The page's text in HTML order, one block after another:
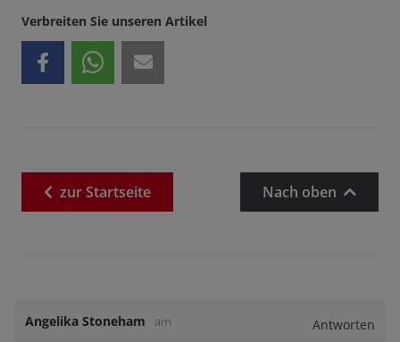
Verbreiten Sie unseren Artikel
zurStartseite Nach oben
Angelika Stoneham am Antworten